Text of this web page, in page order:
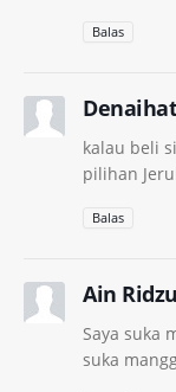
Balas
kalau beli
pilihan
Balas
Ain
Saya suka
suka